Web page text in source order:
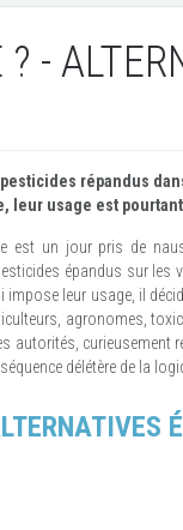
-
répandus
leur usage est
est un jour pris de
épandus sur les
leur usage, il
agronomes,
autorités, curieusement
délétère de la